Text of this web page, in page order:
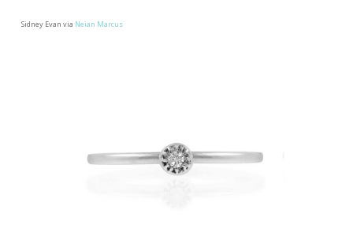
Sidney Evan via Neian Marcus